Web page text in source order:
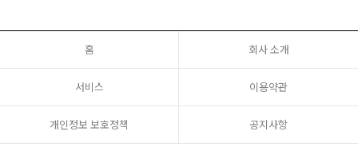
홈 회사 소개
서비스 이용약관
개인정보 보호정책 공지사항